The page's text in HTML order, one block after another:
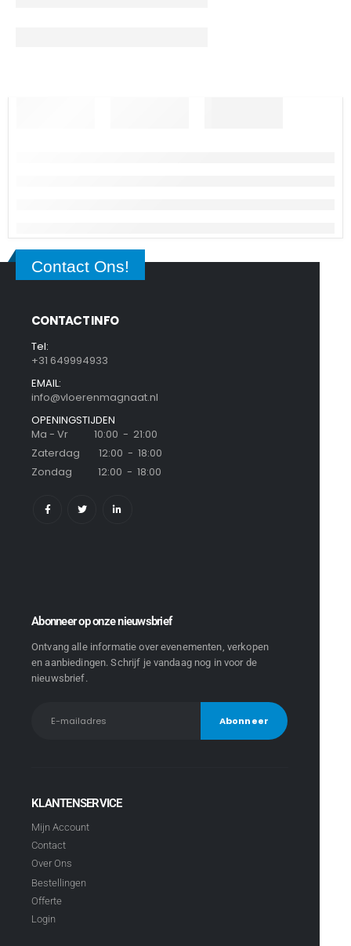
Contact Ons!
CONTACT INFO
Tel:
+31 649994933
EMAIL:
info@vloerenmagnaat.nl
OPENINGSTIJDEN
Ma - Vr 10:00 - 21:00
Zaterdag 12:00 - 18:00
Zondag 12:00 - 18:00
Abonneer op onze nieuwsbrief
Ontvang alle informatie over evenementen, verkopen
en aanbiedingen. Schrijf je vandaag nog in voor de
nieuwsbrief.
KLANTENSERVICE
Mijn Account
Contact
Over Ons
Bestellingen
Offerte
Login